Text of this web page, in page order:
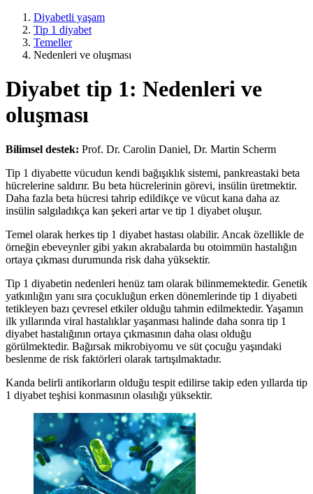
Diyabetli yaşam
Tip 1 diyabet
Temeller
Nedenleri ve oluşması
Diyabet tip 1: Nedenleri ve
oluşması
Bilimsel destek: Prof. Dr. Carolin Daniel, Dr. Martin Scherm
Tip 1 diyabette vücudun kendi bağışıklık sistemi, pankreastaki beta
hücrelerine saldırır. Bu beta hücrelerinin görevi, insülin üretmektir.
Daha fazla beta hücresi tahrip edildikçe ve vücut kana daha az
insülin salgıladıkça kan şekeri artar ve tip 1 diyabet oluşur.
Temel olarak herkes tip 1 diyabet hastası olabilir. Ancak özellikle de
örneğin ebeveynler gibi yakın akrabalarda bu otoimmün hastalığın
ortaya çıkması durumunda risk daha yüksektir.
Tip 1 diyabetin nedenleri henüz tam olarak bilinmemektedir. Genetik
yatkınlığın yanı sıra çocukluğun erken dönemlerinde tip 1 diyabeti
tetikleyen bazı çevresel etkiler olduğu tahmin edilmektedir. Yaşamın
ilk yıllarında viral hastalıklar yaşanması halinde daha sonra tip 1
diyabet hastalığının ortaya çıkmasının daha olası olduğu
görülmektedir. Bağırsak mikrobiyomu ve süt çocuğu yaşındaki
beslenme de risk faktörleri olarak tartışılmaktadır.
Kanda belirli antikorların olduğu tespit edilirse takip eden yıllarda tip
1 diyabet teşhisi konmasının olasılığı yüksektir.